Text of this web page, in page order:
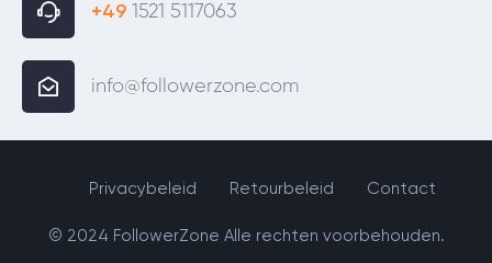
+49 1521 5117063
info@followerzone.com
© 2024 FollowerZone Alle rechten voorbehouden.
Privacybeleid Retourbeleid Contact